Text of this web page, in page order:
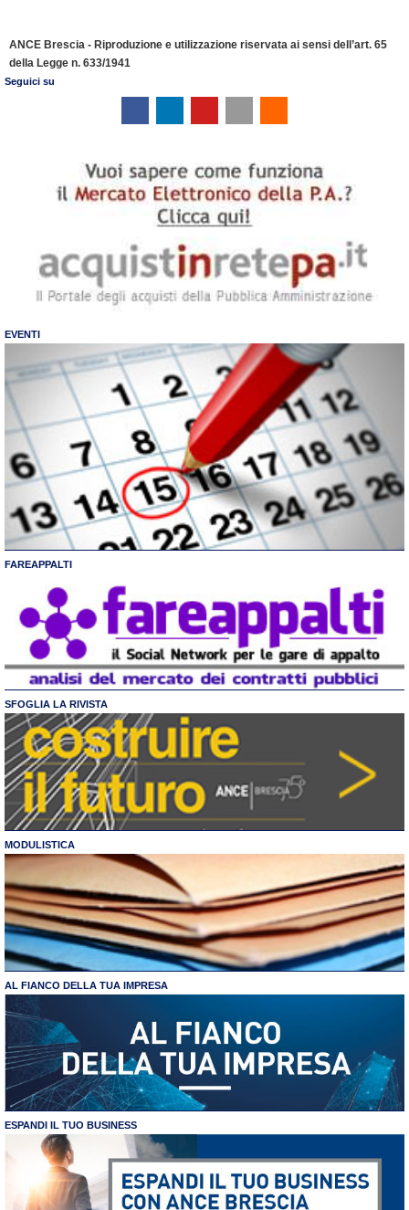
ANCE Brescia - Riproduzione e utilizzazione riservata ai sensi dell’art. 65
della Legge n. 633/1941
Seguici su
EVENTI
FAREAPPALTI
SFOGLIA LA RIVISTA
MODULISTICA
AL FIANCO DELLA TUA IMPRESA
ESPANDI IL TUO BUSINESS